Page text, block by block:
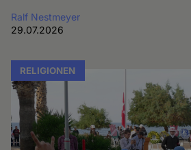
Ralf Nestmeyer
29.07.2026
RELIGIONEN